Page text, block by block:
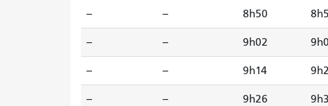
-- -- 8h50
-- -- 9h02
-- -- 9h14
-- -- 9h26